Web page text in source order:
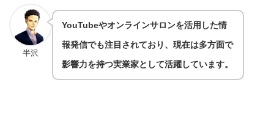
半沢
YouTubeやオンラインサロンを活用した情
報発信でも注目されており、現在は多方面で
影響力を持つ実業家として活躍しています。